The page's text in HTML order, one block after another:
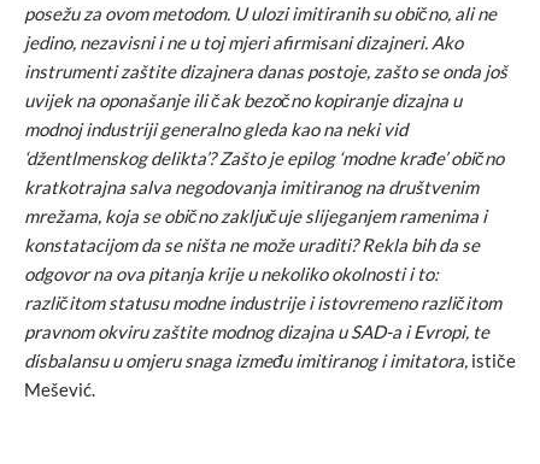
posežu za ovom metodom. U ulozi imitiranih su obično, ali ne
jedino, nezavisni i ne u toj mjeri afirmisani dizajneri. Ako
instrumenti zaštite dizajnera danas postoje, zašto se onda još
uvijek na oponašanje ili čak bezočno kopiranje dizajna u
modnoj industriji generalno gleda kao na neki vid
‘džentlmenskog delikta’? Zašto je epilog ‘modne krađe’ obično
kratkotrajna salva negodovanja imitiranog na društvenim
mrežama, koja se obično zaključuje slijeganjem ramenima i
konstatacijom da se ništa ne može uraditi? Rekla bih da se
odgovor na ova pitanja krije u nekoliko okolnosti i to:
različitom statusu modne industrije i istovremeno različitom
pravnom okviru zaštite modnog dizajna u SAD-a i Evropi, te
disbalansu u omjeru snaga između imitiranog i imitatora, ističe
Mešević.